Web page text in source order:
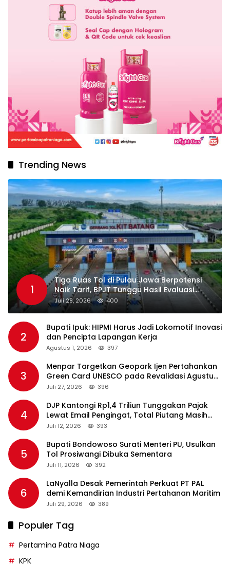
Trending News
1
Tiga Ruas Tol di Pulau Jawa Berpotensi
Naik Tarif, BPJT Tunggu Hasil Evaluasi
Standar Pelayanan
Juli 28, 2026 400
2
Bupati Ipuk: HIPMI Harus Jadi Lokomotif Inovasi
dan Pencipta Lapangan Kerja
Agustus 1, 2026 397
3
Menpar Targetkan Geopark Ijen Pertahankan
Green Card UNESCO pada Revalidasi Agustus
2026
Juli 27, 2026 396
4
DJP Kantongi Rp1,4 Triliun Tunggakan Pajak
Lewat Email Pengingat, Total Piutang Masih
Rp36 Triliun
Juli 12, 2026 393
5
Bupati Bondowoso Surati Menteri PU, Usulkan
Tol Prosiwangi Dibuka Sementara
Juli 11, 2026 392
6
LaNyalla Desak Pemerintah Perkuat PT PAL
demi Kemandirian Industri Pertahanan Maritim
Juli 29, 2026 389
Populer Tag
Pertamina Patra Niaga
KPK